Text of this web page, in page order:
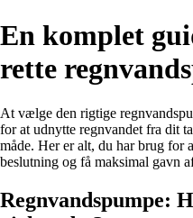
En komplet
rette
At vælge den rigtige
for at udnytte regnvandet fra dit
måde. Her er alt, du har brug for
beslutning og få maksimal gavn
Regnvandspumpe: